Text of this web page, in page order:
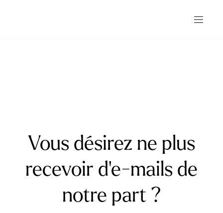
Vous désirez ne plus
recevoir d'e-mails de
notre part ?